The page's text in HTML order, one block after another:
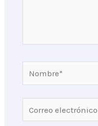
Nombre*
electrónico*